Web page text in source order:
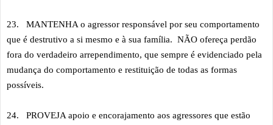
23.
MANTENHA o agressor responsável por seu comportamento
que é destrutivo a si mesmo e à sua família. NÃO ofereça perdão
fora do verdadeiro arrependimento, que sempre é evidenciado pela
mudança do comportamento e restituição de todas as formas
possíveis.
24.
PROVEJA apoio e encorajamento aos agressores que estão